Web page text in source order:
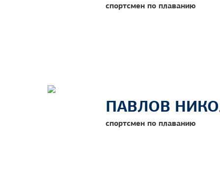
спортсмен по плаванию
ПАВЛОВ
спортсмен по плаванию